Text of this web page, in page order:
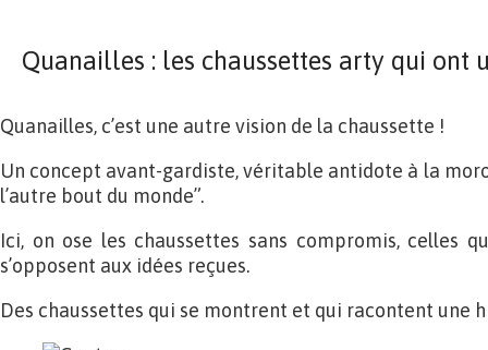
Quanailles : les chaussettes arty qui ont
Quanailles, c’est une autre vision de la chaussette !
Un concept avant-gardiste, véritable antidote à la
l’autre bout du monde”.
Ici, on ose les chaussettes sans compromis, celles
s’opposent aux idées reçues.
Des chaussettes qui se montrent et qui racontent une